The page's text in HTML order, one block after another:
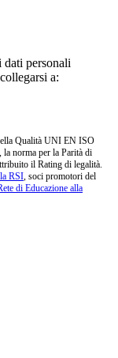
dati personali
a:
Qualità UNI EN ISO
norma per la Parità di
il Rating di legalità.
RSI, soci promotori del
di Educazione alla